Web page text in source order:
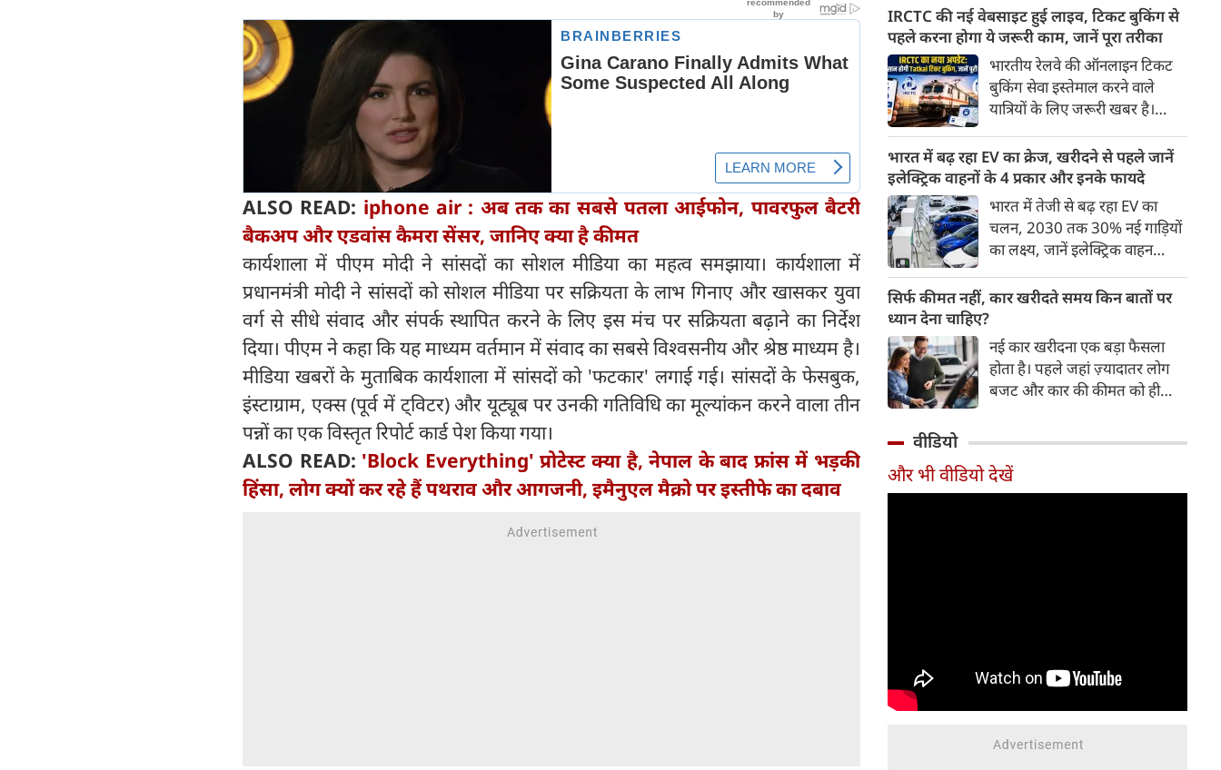
ALSO READ: iphone air : अब तक का सबसे पतला आईफोन, पावरफुल बैटरी
बैकअप और एडवांस कैमरा सेंसर, जानिए क्या है कीमत
कार्यशाला में पीएम मोदी ने सांसदों का सोशल मीडिया का महत्व समझाया। कार्यशाला में
प्रधानमंत्री मोदी ने सांसदों को सोशल मीडिया पर सक्रियता के लाभ गिनाए और खासकर युवा
वर्ग से सीधे संवाद और संपर्क स्थापित करने के लिए इस मंच पर सक्रियता बढ़ाने का निर्देश
दिया। पीएम ने कहा कि यह माध्यम वर्तमान में संवाद का सबसे विश्वसनीय और श्रेष्ठ माध्यम है।
मीडिया खबरों के मुताबिक कार्यशाला में सांसदों को 'फटकार' लगाई गई। सांसदों के फेसबुक,
इंस्टाग्राम, एक्स (पूर्व में ट्विटर) और यूट्यूब पर उनकी गतिविधि का मूल्यांकन करने वाला तीन
पन्नों का एक विस्तृत रिपोर्ट कार्ड पेश किया गया।
ALSO READ: 'Block Everything' प्रोटेस्ट क्या है, नेपाल के बाद फ्रांस में भड़की
हिंसा, लोग क्यों कर रहे हैं पथराव और आगजनी, इमैनुएल मैक्रो पर इस्तीफे का दबाव
भू-राजनीति से लेकर कृत्रिम
बुद्धिमत्ता, जलवायु परिवर्तन से लेकर
क्रिकेट तक हर विषय पर बहस कर
सकते हैं, तो उस जीव पर भी एक
गंभीर चर्चा बनती है जिसने किसी भी
सभ्यता से पहले इंसान का साथ चुना
था। दुर्भाग्य यह है कि आज कुत्तों के
बारे में हमारी राय पशु-चिकित्सकों,
व्यवहार वैज्ञानिकों या विशेषज्ञों से
कम... और व्हाट्सऐप यूनिवर्सिटी से
ज़्यादा बनती है।
IRCTC की नई वेबसाइट हुई लाइव, टिकट बुकिंग से
पहले करना होगा ये जरूरी काम, जानें पूरा तरीका
भारतीय रेलवे की ऑनलाइन टिकट
बुकिंग सेवा इस्तेमाल करने वाले
यात्रियों के लिए जरूरी खबर है।
वेबसाइट का बीटा वर्जन लॉन्च कर
दिया है। करीब 24 साल पुराने
इंटरफेस के बाद वेबसाइट को नए
डिजाइन और कई नए फीचर्स के साथ
अपडेट किया गया है।
भारत में बढ़ रहा EV का क्रेज, खरीदने से पहले जानें
इलेक्ट्रिक वाहनों के 4 प्रकार और इनके फायदे
भारत में तेजी से बढ़ रहा EV का
चलन, 2030 तक 30% नई गाड़ियों
का लक्ष्य, जानें इलेक्ट्रिक वाहन
200 अरब रुपए का मौका
सिर्फ कीमत नहीं, कार खरीदते समय किन बातों पर
ध्यान देना चाहिए?
नई कार खरीदना एक बड़ा फैसला
होता है। पहले जहां ज़्यादातर लोग
बजट और कार की कीमत को ही
खरीदते समय किन बातों पर ध्यान
देना चाहिए।
वीडियो
और भी वीडियो देखें